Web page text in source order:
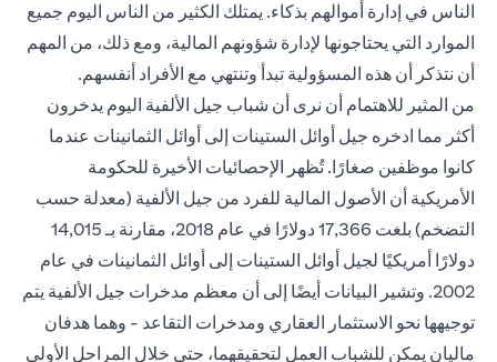
الناس في إدارة أموالهم بذكاء. يمتلك الكثير من الناس اليوم جميع
الموارد التي يحتاجونها لإدارة شؤونهم المالية، ومع ذلك، من المهم
أن نتذكر أن هذه المسؤولية تبدأ وتنتهي مع الأفراد أنفسهم.
من المثير للاهتمام أن نرى أن شباب جيل الألفية اليوم يدخرون
أكثر مما ادخره جيل أوائل الستينات إلى أوائل الثمانينات عندما
كانوا موظفين صغارًا. تُظهر الإحصائيات الأخيرة للحكومة
الأمريكية أن الأصول المالية للفرد من جيل الألفية (معدلة حسب
التضخم) بلغت 17,366 دولارًا في عام 2018، مقارنة بـ 14,015
دولارًا أمريكيًا لجيل أوائل الستينات إلى أوائل الثمانينات في عام
2002. وتشير البيانات أيضًا إلى أن معظم مدخرات جيل الألفية يتم
توجيهها نحو الاستثمار العقاري ومدخرات التقاعد - وهما هدفان
ماليان يمكن للشباب العمل لتحقيقهما، حتى خلال المراحل الأولى